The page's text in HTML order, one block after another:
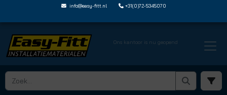
info@easy-fitt.nl +31(0)72-5345070
Ons kantoor is nu geopend
HOME › BUISACCESSOIRES EN HULPMIDDELEN › STOF EN BESCHERMDOPPEN › DOP28